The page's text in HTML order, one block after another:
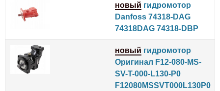
новый гидромотор
Danfoss 74318-DAG
74318DAG 74318-DBP
новый гидромотор
Оригинал F12-080-MS-
SV-T-000-L130-P0
F12080MSSVT000L130P0